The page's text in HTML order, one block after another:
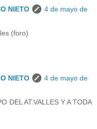
NIETO
4 de mayo de
(foro)
NIETO
4 de mayo de
DEL AT.VALLES Y A TODA